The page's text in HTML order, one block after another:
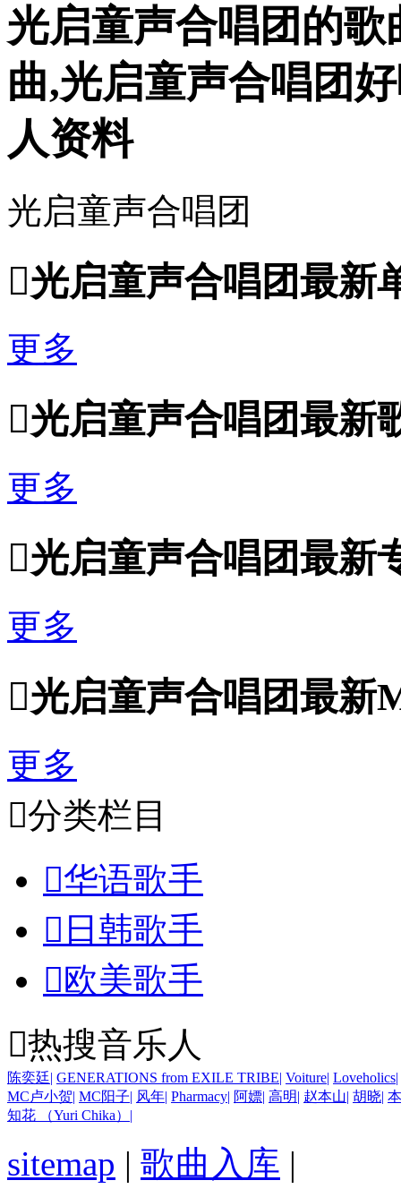
光启童声合唱团的
曲,光启童声合唱团
人资料
光启童声合唱团
光启童声合唱团最新
更多
光启童声合唱团最新
更多
光启童声合唱团最新
更多
光启童声合唱团最新
更多
分类栏目
华语歌手
 日韩歌手
欧美歌手
热搜音乐人
陈奕廷| GENERATIONS from EXILE TRIBE| Voiture| Loveholics|
MC卢小贺| MC阳子| 风年| Pharmacy| 阿嫖| 高明| 赵本山| 胡晓|
知花 （Yuri Chika） |
sitemap | 歌曲入库 |